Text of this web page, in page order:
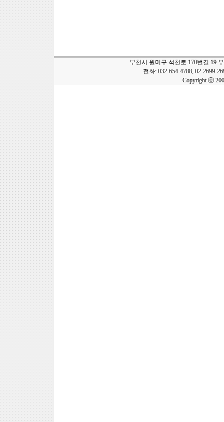
부천시 원미구 석천로 170번길 19
전화: 032-654-4788, 02-2699-
Copyright ⓒ